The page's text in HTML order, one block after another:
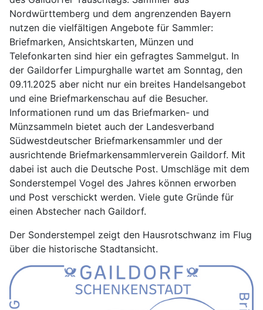
Nordwürttemberg und dem angrenzenden Bayern
nutzen die vielfältigen Angebote für Sammler:
Briefmarken, Ansichtskarten, Münzen und
Telefonkarten sind hier ein gefragtes Sammelgut. In
der Gaildorfer Limpurghalle wartet am Sonntag, den
09.11.2025 aber nicht nur ein breites Handelsangebot
und eine Briefmarkenschau auf die Besucher.
Informationen rund um das Briefmarken- und
Münzsammeln bietet auch der Landesverband
Südwestdeutscher Briefmarkensammler und der
ausrichtende Briefmarkensammlerverein Gaildorf. Mit
dabei ist auch die Deutsche Post. Umschläge mit dem
Sonderstempel Vogel des Jahres können erworben
und Post verschickt werden. Viele gute Gründe für
einen Abstecher nach Gaildorf.
Der Sonderstempel zeigt den Hausrotschwanz im Flug
über die historische Stadtansicht.